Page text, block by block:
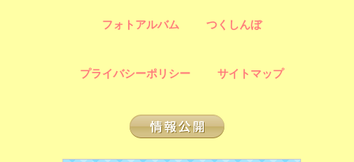
フォトアルバム つくしんぼ
プライバシーポリシー サイトマップ